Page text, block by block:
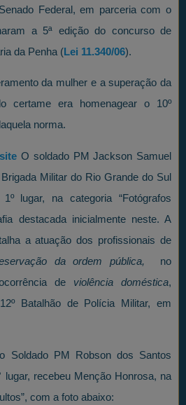
Federal, em parceria com o
a 5ª edição do concurso de
da Penha (Lei 11.340/06).
da mulher e a superação da
certame era homenagear o 10º
norma.
site O soldado PM Jackson Samuel
Militar do Rio Grande do Sul
lugar, na categoria “Fotógrafos
destacada inicialmente neste. A
a atuação dos profissionais de
da ordem pública, no
de violência doméstica,
Batalhão de Polícia Militar, em
Soldado PM Robson dos Santos
lugar, recebeu Menção Honrosa, na
com a foto abaixo: